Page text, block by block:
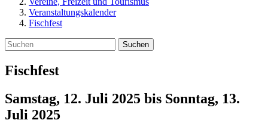
Veranstaltungskalender
Fischfest
Suchen
Fischfest
Samstag, 12. Juli 2025 bis Sonntag, 13.
Juli 2025